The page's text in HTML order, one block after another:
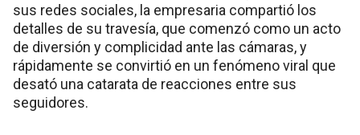
sus redes sociales, la empresaria compartió los
detalles de su travesía, que comenzó como un acto
de diversión y complicidad ante las cámaras, y
rápidamente se convirtió en un fenómeno viral que
desató una catarata de reacciones entre sus
seguidores.